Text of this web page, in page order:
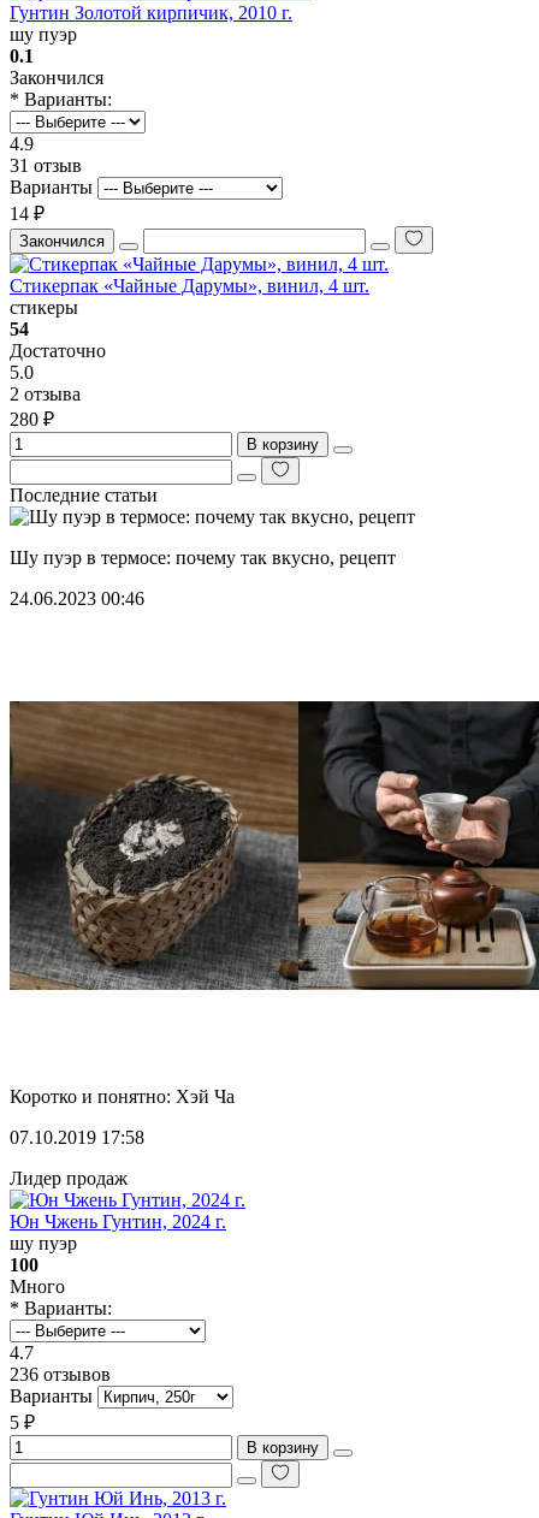
Гунтин Золотой кирпичик, 2010 г.
шу пуэр
0.1
Закончился
* Варианты:
4.9
31 отзыв
Варианты
14 ₽
Закончился
Стикерпак «Чайные Дарумы», винил, 4 шт.
стикеры
54
Достаточно
5.0
2 отзыва
280 ₽
В корзину
Последние статьи
Шу пуэр в термосе: почему так вкусно, рецепт
24.06.2023 00:46
Коротко и понятно: Хэй Ча
07.10.2019 17:58
Лидер продаж
Юн Чжень Гунтин, 2024 г.
шу пуэр
100
Много
* Варианты:
4.7
236 отзывов
Варианты
5 ₽
В корзину